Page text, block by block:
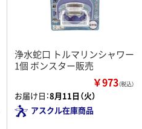
浄水蛇口 トルマリンシャワー
1個 ボンスター販売
￥973（税込）
お届け日：8月11日（火）
アスクル在庫商品